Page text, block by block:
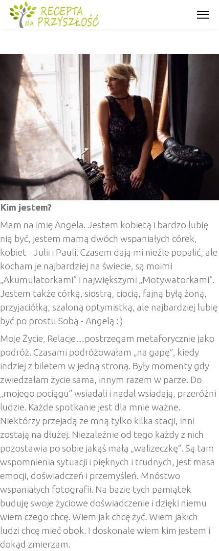
Kim jestem?
Mam na imię Angela. Jestem kobietą i bardzo lubię
nią być, jestem mamą dwóch wspaniałych córek,
kobiet - Julii i Pauli. Czasem dają mi nieźle popalić, ale
kocham je najbardziej na świecie, są moimi
„Akumulatorkami” i największymi „Motywatorkami”.
Jestem także córką, siostrą, ciocią, fajną byłą żoną,
przyjaciółką, szaloną optymistką, ale najbardziej lubię
być po prostu Sobą - Angelą : )
Moje Życie, Relacje…postrzegam metaforycznie jako
podróż. Czasami podróżowałam „na gapę”, kiedy
indziej z biletem w jedną stroną. Były momenty gdy
zwiedzałam życie sama, innym razem w parze. Do
„mojego pociągu” wsiadali i nadal wsiadają, przeróżni
ludzie. Każde spotkanie jest dla mnie ważne.
Niektórzy przejadą ze mną tylko kilka stacji, inni
zostają na dłużej. Niezależnie od tego każdy z nich
pozostawia po sobie jakąś małą „walizeczkę”. Są tam
wspomnienia sytuacji i pięknych i trudnych, jest masa
emocji, doświadczeń i przemyśleń. Mnóstwo
wspaniałych fotografii. Na bazie tych pamiątek
buduję swoje życiowe doświadczenie i dzięki niemu
wiem czego chcę. Wiem jak chcę żyć. Wiem jakich
ludzi chcę mieć obok. I doskonale wiem kim jestem i
dokąd zmierzam.